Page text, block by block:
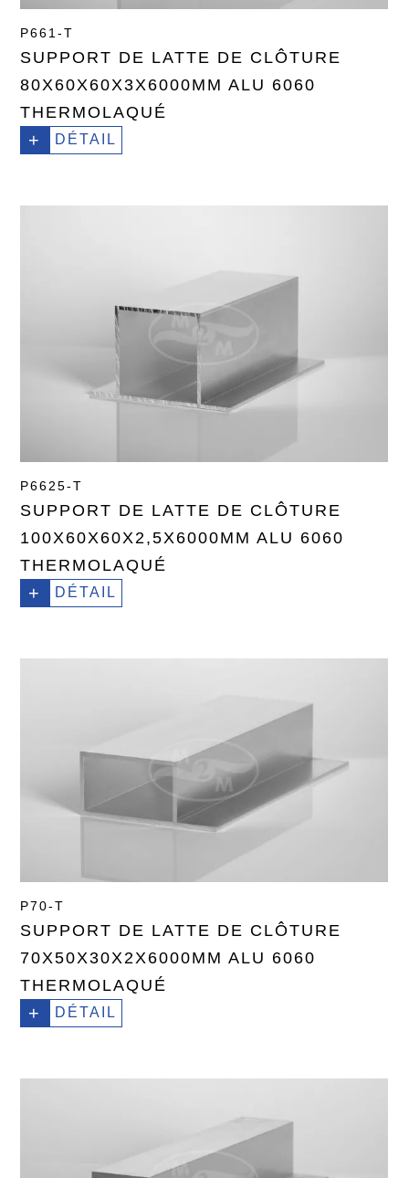
P661-T
SUPPORT DE LATTE DE CLÔTURE
80X60X60X3X6000MM ALU 6060
THERMOLAQUÉ
+ DÉTAIL
P6625-T
SUPPORT DE LATTE DE CLÔTURE
100X60X60X2,5X6000MM ALU 6060
THERMOLAQUÉ
+ DÉTAIL
P70-T
SUPPORT DE LATTE DE CLÔTURE
70X50X30X2X6000MM ALU 6060
THERMOLAQUÉ
+ DÉTAIL